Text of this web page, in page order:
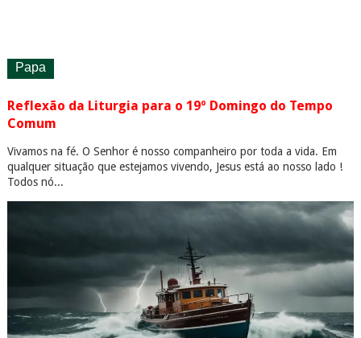
Papa
Reflexão da Liturgia para o 19º Domingo do Tempo
Comum
Vivamos na fé. O Senhor é nosso companheiro por toda a vida. Em
qualquer situação que estejamos vivendo, Jesus está ao nosso lado !
Todos nó...